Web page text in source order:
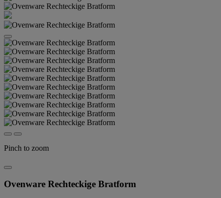
Pinch to zoom
Ovenware Rechteckige Bratform